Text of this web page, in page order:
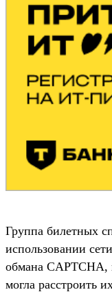
Группа билетных
использовании
обмана CAPTCHA,
могла расстроить